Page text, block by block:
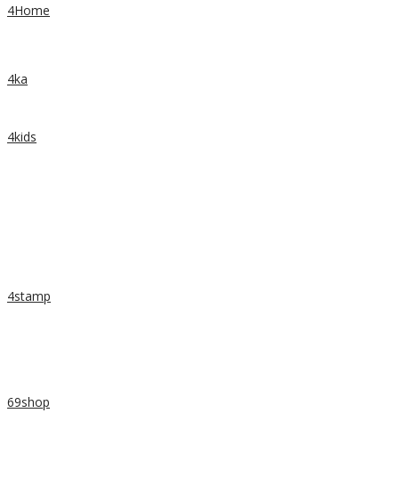
4Home
4ka
4kids
4stamp
69shop